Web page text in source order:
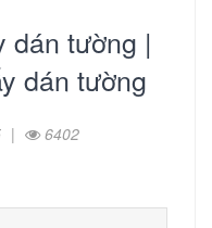
dán tường |
dán tường
| 6402